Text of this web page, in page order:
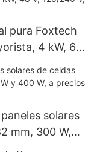
pura Foxtech
4 kW, 6
de la red.
solares
mm, 300 W,